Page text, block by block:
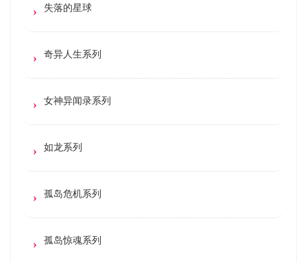
失落的星球
奇异人生系列
女神异闻录系列
如龙系列
孤岛危机系列
孤岛惊魂系列